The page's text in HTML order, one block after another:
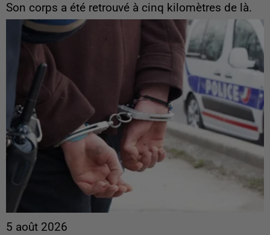
Son corps a été retrouvé à cinq kilomètres de là.
5 août 2026